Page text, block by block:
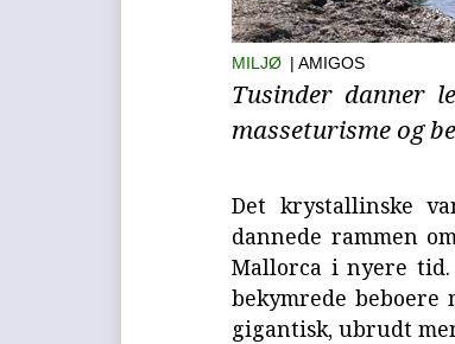
MILJØ | AMIGOS
Tusinder danner
masseturisme og
Det krystallinske
dannede rammen
Mallorca i nyere
bekymrede
gigantisk, ubrudt